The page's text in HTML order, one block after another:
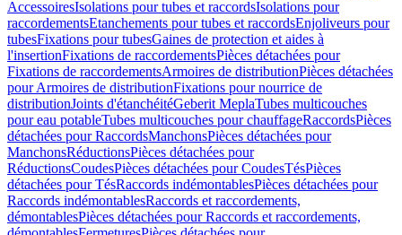
AccessoiresIsolations pour tubes et raccordsIsolations pour
raccordementsEtanchements pour tubes et raccordsEnjoliveurs pour
tubesFixations pour tubesGaines de protection et aides à
l'insertionFixations de raccordementsPièces détachées pour
Fixations de raccordementsArmoires de distributionPièces détachées
pour Armoires de distributionFixations pour nourrice de
distributionJoints d'étanchéitéGeberit MeplaTubes multicouches
pour eau potableTubes multicouches pour chauffageRaccordsPièces
détachées pour RaccordsManchonsPièces détachées pour
ManchonsRéductionsPièces détachées pour
RéductionsCoudesPièces détachées pour CoudesTésPièces
détachées pour TésRaccords indémontablesPièces détachées pour
Raccords indémontablesRaccords et raccordements,
démontablesPièces détachées pour Raccords et raccordements,